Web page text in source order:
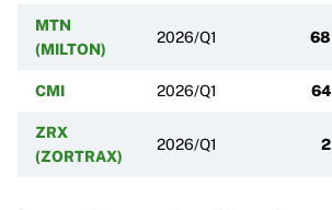
MTN
(MILTON)
2026/Q1 68
CMI 2026/Q1 64
ZRX
(ZORTRAX)
2026/Q1 2